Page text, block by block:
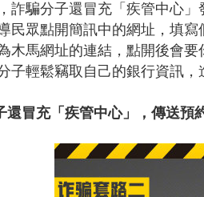
詐騙分子還冒充「疾管中心
民眾點開簡訊中的網址，填
木馬網址的連結，點開後會
子輕鬆竊取自己的銀行資訊，
冒充「疾管中心」，傳送預